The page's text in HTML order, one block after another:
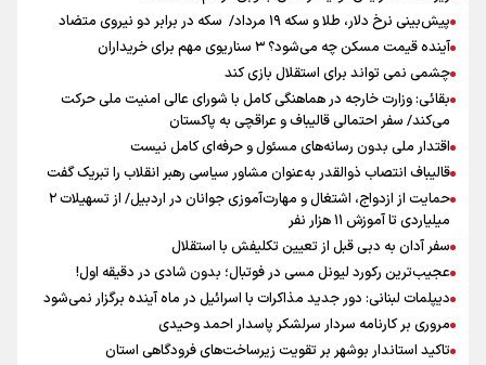
پیش‌بینی نرخ دلار، طلا و سکه ۱۹ مرداد/ سکه در برابر دو نیروی متضاد
آینده قیمت مسکن چه می‌شود؟ ۳ سناریوی مهم برای خریداران
چشمی نمی تواند برای استقلال بازی کند
بقائی: وزارت خارجه در هماهنگی کامل با شورای عالی امنیت ملی حرکت
می‌کند/ سفر احتمالی قالیباف و عراقچی به پاکستان
اقتدار ملی بدون رسانه‌های مسئول و حرفه‌ای کامل نیست
قالیباف انتصاب ذوالقدر به‌عنوان مشاور سیاسی رهبر انقلاب را تبریک گفت
حمایت از ازدواج، اشتغال و مهارت‌آموزی جوانان در اردبیل/ از تسهیلات ۲
میلیاردی تا آموزش ۱۱ هزار نفر
سفر آدان به دبی قبل از تعیین تکلیفش با استقلال
عجیب‌ترین رکورد لیونل مسی در فوتبال؛ بدون شادی در دقیقه اول!
دیپلمات لبنانی: دور جدید مذاکرات با اسرائیل در ماه آینده برگزار نمی‌شود
مروری بر کارنامه سردار سرلشکر پاسدار احمد وحیدی
تاکید استاندار بوشهر بر تقویت زیرساخت‌های فرودگاهی استان